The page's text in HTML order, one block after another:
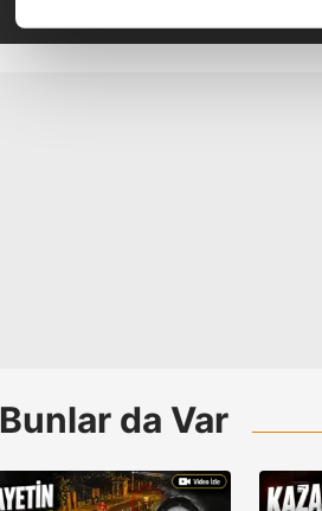
Bunlar da Var